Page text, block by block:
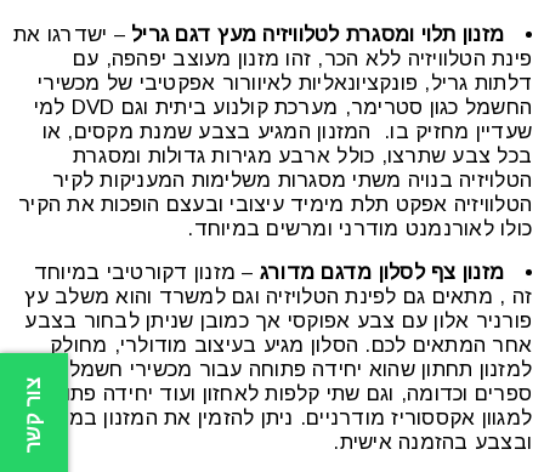
מזנון תלוי ומסגרת לטלוויזיה מעץ דגם גריל – ישדרגו את
פינת הטלוויזיה ללא הכר, זהו מזנון מעוצב יפהפה, עם
דלתות גריל, פונקציונאליות לאיוורור אפקטיבי של מכשירי
החשמל כגון סטרימר, מערכת קולנוע ביתית וגם DVD למי
שעדיין מחזיק בו. המזנון המגיע בצבע שמנת מקסים, או
בכל צבע שתרצו, כולל ארבע מגירות גדולות ומסגרת
הטלויזיה בנויה משתי מסגרות משלימות המעניקות לקיר
הטלוויזיה אפקט תלת מימיד עיצובי ובעצם הופכות את הקיר
כולו לאורנמנט מודרני ומרשים במיוחד.
מזנון צף לסלון מדגם מדורג – מזנון דקורטיבי במיוחד
זה , מתאים גם לפינת הטלויזיה וגם למשרד והוא משלב עץ
פורניר אלון עם צבע אפוקסי אך כמובן שניתן לבחור בצבע
אחר המתאים לכם. הסלון מגיע בעיצוב מודולרי, מחולק
למזנון תחתון שהוא יחידה פתוחה עבור מכשירי חשמל,
ספרים וכדומה, וגם שתי קלפות לאחזון ועוד יחידה פתוחה
למגוון אקססוריז מודרניים. ניתן להזמין את המזנון במידות
ובצבע בהזמנה אישית.
צור קשר